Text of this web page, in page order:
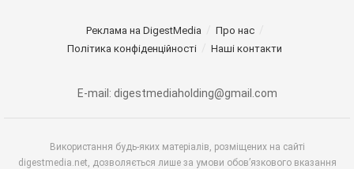
Реклама на DigestMedia
Про нас
Політика конфіденційності
Наші контакти
E-mail: digestmediaholding@gmail.com
Використання будь-яких матеріалів, розміщених на сайті
digestmedia.net, дозволяється лише за умови обов’язкового вказання